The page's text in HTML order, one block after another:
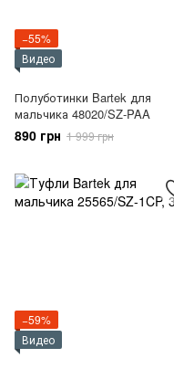
−55%
Видео
Полуботинки Bartek для
мальчика 48020/SZ-PAA
890 грн 1 999 грн
−59%
Видео